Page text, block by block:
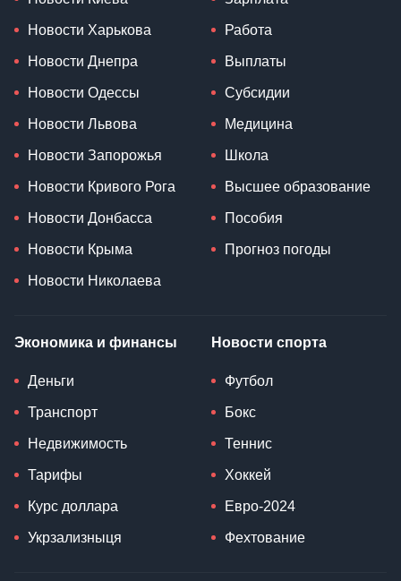
Новости Харькова
Новости Днепра
Новости Одессы
Новости Львова
Новости Запорожья
Новости Кривого Рога
Новости Донбасса
Новости Крыма
Новости Николаева
Работа
Выплаты
Субсидии
Медицина
Школа
Высшее образование
Пособия
Прогноз погоды
Экономика и финансы
Деньги
Транспорт
Недвижимость
Тарифы
Курс доллара
Укрзализныця
Новости спорта
Футбол
Бокс
Теннис
Хоккей
Евро-2024
Фехтование